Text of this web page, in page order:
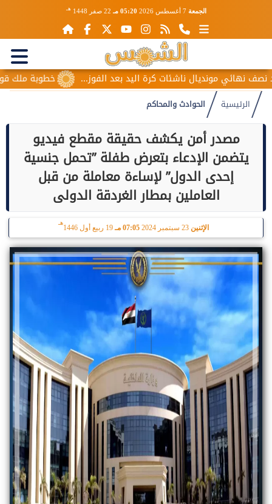
الجمعة 7 أغسطس 2026 05:20 مـ 22 صفر 1448 هـ
خطوبة ملك قورة مونديال ناشئات كرة اليد بعد الفوز...
الرئيسية الحوادث والمحاكم
مصدر أمن يكشف حقيقة مقطع فيديو
يتضمن الإدعاء بتعرض طفلة ”تحمل جنسية
إحدى الدول” لإساءة معاملة من قبل
العاملين بمطار الغردقة الدولى
الإثنين 07:05 مـ 19 ربيع أول 1446
هـ